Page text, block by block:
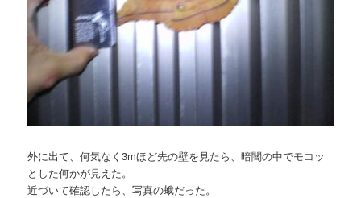
外に出て、何気なく3mほど先の壁を見たら、暗闇の中でモコッ
とした何かが見えた。
近づいて確認したら、写真の蛾だった。